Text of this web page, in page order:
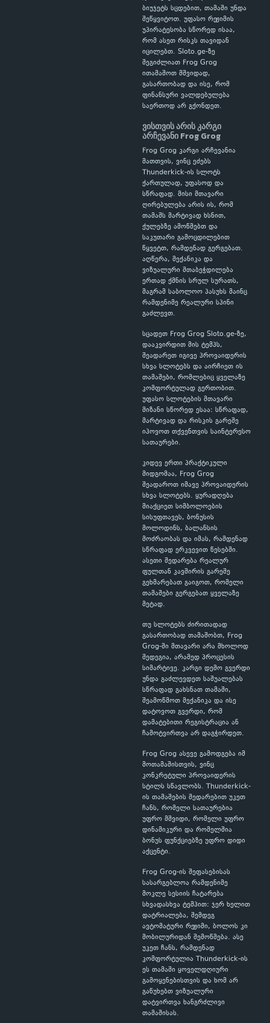
ბიუჯეტს სცდებით, თამაში უნდა
შეწყვიტოთ. უფასო რეჟიმის
უპირატესობა სწორედ ისაა,
რომ ასეთ რისკს თავიდან
იცილებთ. Sloto.ge-ზე
შეგიძლიათ Frog Grog
ითამაშოთ მშვიდად,
გასართობად და ისე, რომ
ფინანსური ვალდებულება
საერთოდ არ გქონდეთ.
ვისთვის არის კარგი
არჩევანი Frog Grog
Frog Grog კარგი არჩევანია
მათთვის, ვინც ეძებს
Thunderkick-ის სლოტს
ქართულად, უფასოდ და
სწრაფად. მისი მთავარი
ღირებულება არის ის, რომ
თამაშს მარტივად ხსნით,
ქულებზე ამოწმებთ და
საკუთარი გამოცდილებით
წყვეტთ, რამდენად გერგებათ.
აღწერა, მექანიკა და
ვიზუალური შთაბეჭდილება
ერთად ქმნის სრულ სურათს,
მაგრამ საბოლოო პასუხს მაინც
რამდენიმე რეალური სპინი
გაძლევთ.
სცადეთ Frog Grog Sloto.ge-ზე,
დააკვირდით მის ტემპს,
შეადარეთ იგივე პროვაიდერის
სხვა სლოტებს და აირჩიეთ ის
თამაშები, რომლებიც ყველაზე
კომფორტულად გერთობით.
უფასო სლოტების მთავარი
მიზანი სწორედ ესაა: სწრაფად,
მარტივად და რისკის გარეშე
იპოვოთ თქვენთვის საინტერესო
სათაურები.
კიდევ ერთი პრაქტიკული
მიდგომაა, Frog Grog
შეადაროთ იმავე პროვაიდერის
სხვა სლოტებს. ყურადღება
მიაქციეთ სიმბოლოების
სისუფთავეს, ბონუსის
მოლოდინს, ბალანსის
მოძრაობას და იმას, რამდენად
სწრაფად ერკვევით წესებში.
ასეთი შედარება რეალურ
ფულთან კავშირის გარეშე
გეხმარებათ გაიგოთ, რომელი
თამაშები გერგებათ ყველაზე
მეტად.
თუ სლოტებს ძირითადად
გასართობად თამაშობთ, Frog
Grog-ში მთავარი არა მხოლოდ
შედეგია, არამედ პროცესის
სიმარტივე. კარგი დემო გვერდი
უნდა გაძლევდეთ საშუალებას
სწრაფად გახსნათ თამაში,
შეამოწმოთ მექანიკა და ისე
დატოვოთ გვერდი, რომ
დამატებითი რეგისტრაცია ან
ჩამოტვირთვა არ დაგჭირდეთ.
Frog Grog ასევე გამოდგება იმ
მოთამაშისთვის, ვინც
კონკრეტული პროვაიდერის
სტილს სწავლობს. Thunderkick-
ის თამაშების შედარებით უკეთ
ჩანს, რომელი სათაურებია
უფრო მშვიდი, რომელი უფრო
დინამიკური და რომელშია
ბონუს ფუნქციებზე უფრო დიდი
აქცენტი.
Frog Grog-ის შეფასებისას
სასარგებლოა რამდენიმე
მოკლე სესიის ჩატარება
სხვადასხვა ტემპით: ჯერ ხელით
დატრიალება, შემდეგ
ავტომატური რეჟიმი, ბოლოს კი
მობილურიდან შემოწმება. ასე
უკეთ ჩანს, რამდენად
კომფორტულია Thunderkick-ის
ეს თამაში ყოველდღიური
გამოყენებისთვის და ხომ არ
გაწუხებთ ვიზუალური
დატვირთვა ხანგრძლივი
თამაშისას.